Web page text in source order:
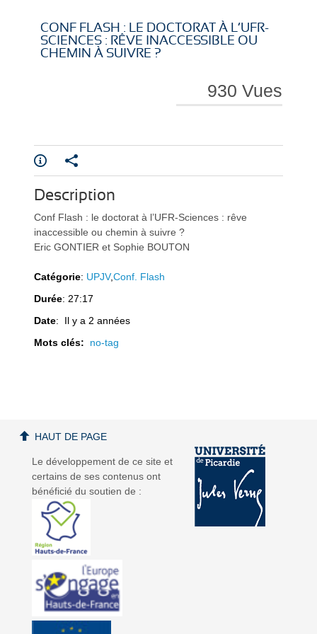
i
r
e
i
r
e
CONF FLASH : LE DOCTORAT À L’UFR-
SCIENCES : RÊVE INACCESSIBLE OU
CHEMIN À SUIVRE ?
930 Vues
Description
Conf Flash : le doctorat à l’UFR-Sciences : rêve
inaccessible ou chemin à suivre ?
Eric GONTIER et Sophie BOUTON
Catégorie: UPJV,Conf. Flash
Durée: 27:17
Date: Il y a 2 années
Mots clés: no-tag
Le développement de ce site et
certains de ses contenus ont
bénéficié du soutien de :
HAUT DE PAGE